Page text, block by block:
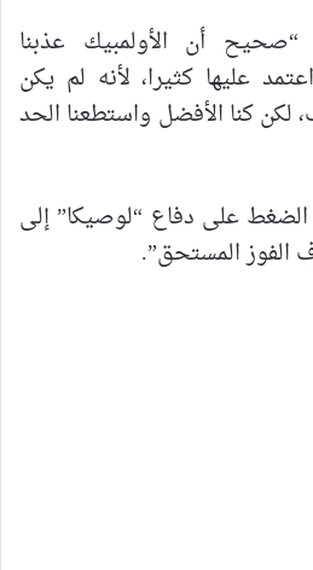
“صحيح أن الأولمبيك عذبنا
عليها كثيرا، لأنه لم يكن
لكن كنا الأفضل واستطعنا الحد
على دفاع “لوصيكا” إلى
المستحق”.